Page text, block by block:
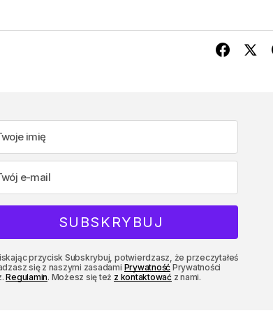
przycisk Subskrybuj, potwierdzasz, że przeczytałeś
się z naszymi zasadami Prywatność Prywatności
Regulamin. Możesz się też z kontaktowaćz nami.